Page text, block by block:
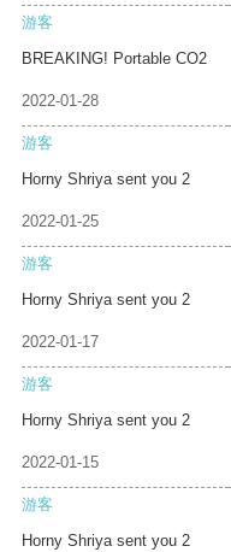
游客
BREAKING! Portable CO2
2022-01-28
游客
Horny Shriya sent you 2
2022-01-25
游客
Horny Shriya sent you 2
2022-01-17
游客
Horny Shriya sent you 2
2022-01-15
游客
Horny Shriya sent you 2